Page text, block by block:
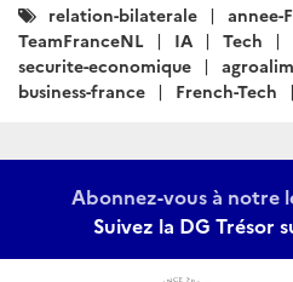
Catégories
:
relation-bilaterale
annee-
TeamFranceNL
IA Tech
securite-economique
business-france
French-Tech
Abonnez-vous à
Suivez la DG Trésor